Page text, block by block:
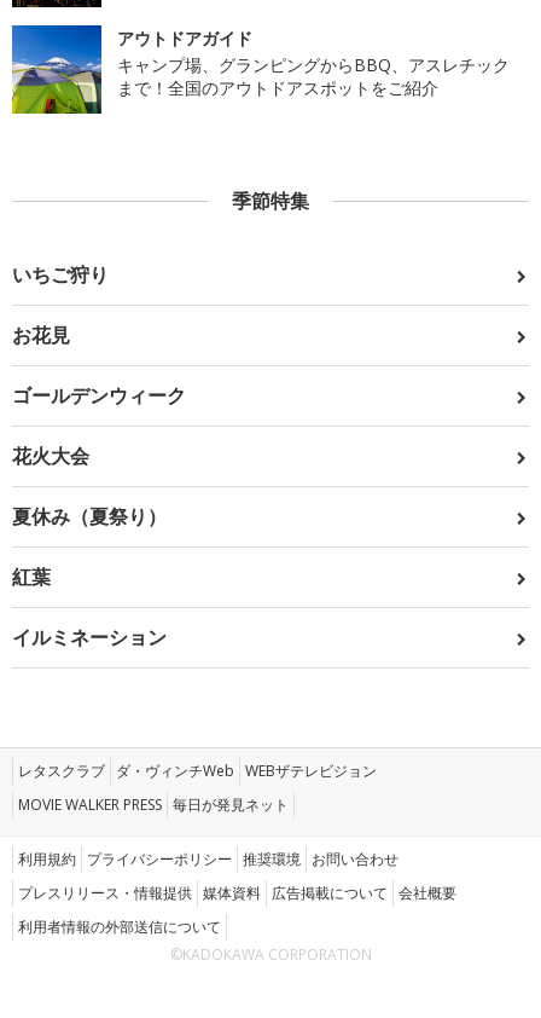
アウトドアガイド
キャンプ場、グランピングからBBQ、アスレチック
まで！全国のアウトドアスポットをご紹介
季節特集
いちご狩り
お花見
ゴールデンウィーク
花火大会
夏休み（夏祭り）
紅葉
イルミネーション
レタスクラブ ダ・ヴィンチWeb WEBザテレビジョン
MOVIE WALKER PRESS 毎日が発見ネット
利用規約 プライバシーポリシー 推奨環境 お問い合わせ
プレスリリース・情報提供 媒体資料 広告掲載について 会社概要
利用者情報の外部送信について
©KADOKAWA CORPORATION